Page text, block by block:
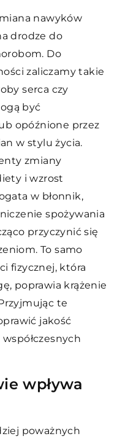
nawyków
drodze do
Do
zaliczamy takie
serca czy
być
opóźnione przez
w stylu życia.
zmiany
i wzrost
w błonnik,
spożywania
przyczynić się
To samo
fizycznej, która
poprawia krążenie
te
jakość
wpływa
poważnych